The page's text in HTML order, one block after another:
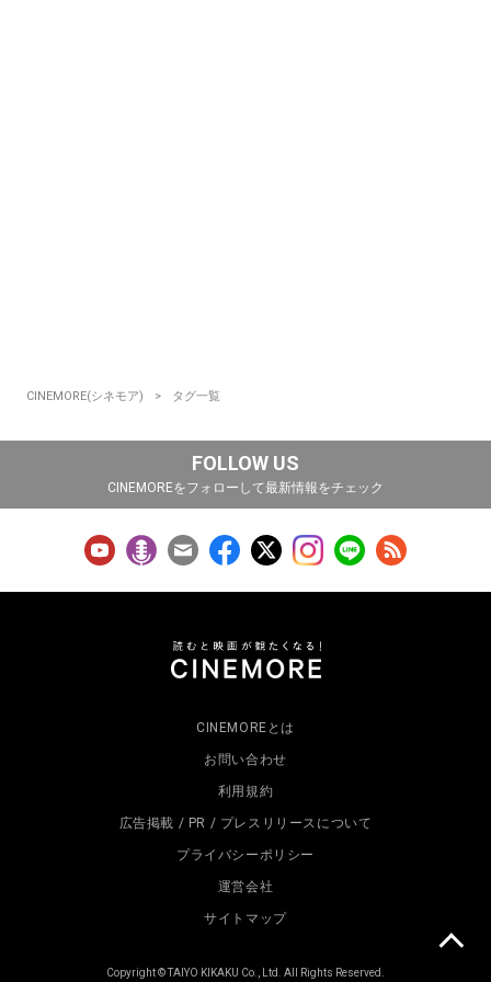
CINEMORE(シネモア) タグ一覧
FOLLOW US
CINEMOREをフォローして最新情報をチェック
CINEMOREとは
お問い合わせ
利用規約
広告掲載 / PR / プレスリリースについて
プライバシーポリシー
運営会社
サイトマップ
Copyright © TAIYO KIKAKU Co., Ltd. All Rights Reserved.